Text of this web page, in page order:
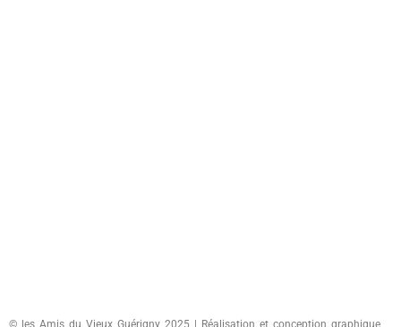
© les Amis du Vieux Guérigny 2025 | Réalisation et conception graphique